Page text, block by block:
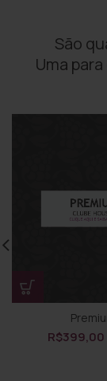
São
Uma
R$399,00